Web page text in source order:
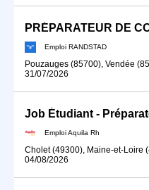
PRÉPARATEUR DE
Emploi RANDSTAD
Pouzauges (85700), Vendée
31/07/2026
Job Étudiant -
Emploi Aquila Rh
Cholet (49300), Maine-et-Loire
04/08/2026